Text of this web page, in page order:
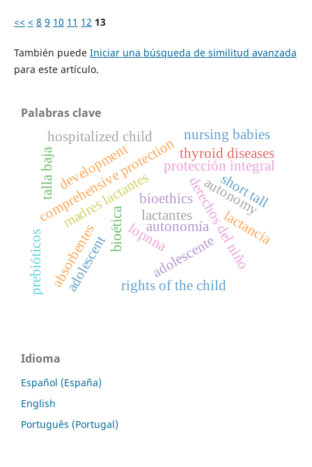
<< < 8 9 10 11 12 13
También puede Iniciar una búsqueda de similitud avanzada
para este artículo.
Palabras clave
bioética autonomíaderechos del niño
protección integral
adolescente
bioethics autonomy
rights of the child
comprehensive protection
adolescent lopnna
hospitalized child
lactancia
madres lactantes
thyroid diseases
talla baja short tall
lactantes
development
nursing babies
absorbentes
prebióticos
Idioma
Español (España)
English
Português (Portugal)